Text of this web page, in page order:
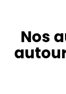
Nos